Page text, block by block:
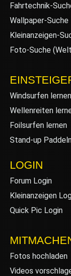
Fahrtechnik-
Wallpaper-Suche
Kleinanzeigen-
Foto-Suche
Windsurfen lernen
Wellenreiten
Foilsurfen lernen
Stand-up
LOGIN
Forum Login
Kleinanzeigen
Quick Pic Login
Fotos hochladen
Videos